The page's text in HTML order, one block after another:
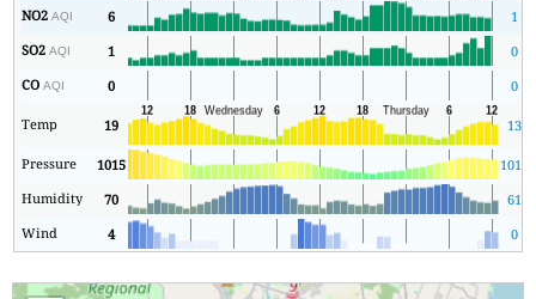
NO2AQI 6
1
SO2AQI 1
0
COAQI 0 0
Temp 19 13
Pressure 1015 1012
Humidity
70
61
Wind
4 0